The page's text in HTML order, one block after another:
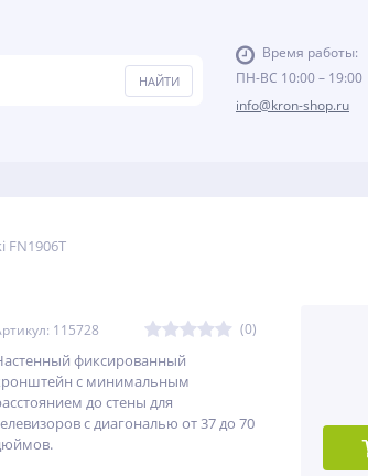
Время работы:
ПН-ВС 10:00 – 19:00
info@kron-shop.ru
115728 (0)
фиксированный
с минимальным
до стены для
с диагональю от 37 до 70